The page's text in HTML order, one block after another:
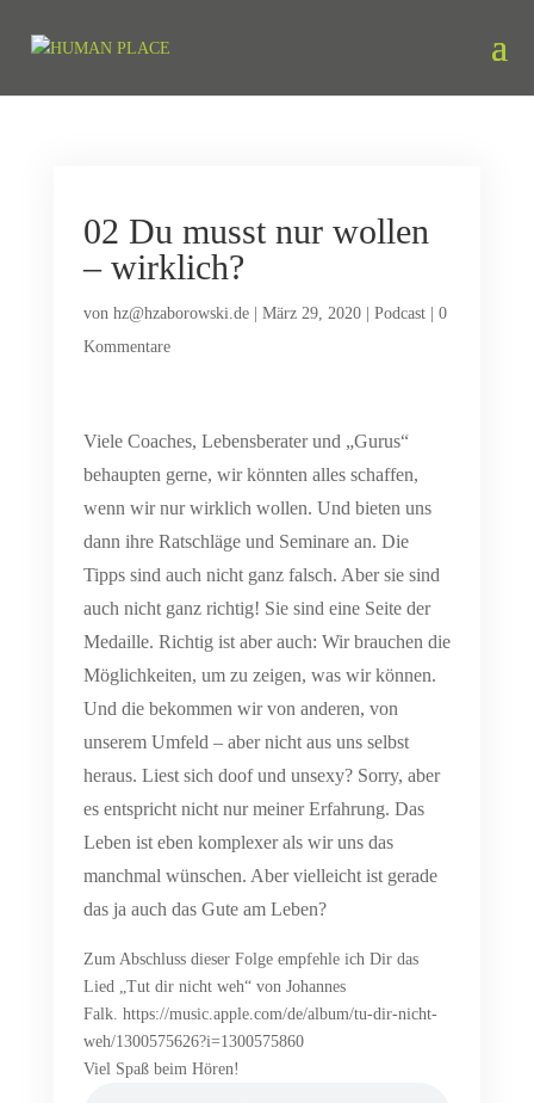
02 Du musst nur wollen
– wirklich?
von hz@hzaborowski.de| März 29, 2020| Podcast| 0
Kommentare
Viele Coaches, Lebensberater und „Gurus“
behaupten gerne, wir könnten alles schaffen,
wenn wir nur wirklich wollen. Und bieten uns
dann ihre Ratschläge und Seminare an. Die
Tipps sind auch nicht ganz falsch. Aber sie sind
auch nicht ganz richtig! Sie sind eine Seite der
Medaille. Richtig ist aber auch: Wir brauchen die
Möglichkeiten, um zu zeigen, was wir können.
Und die bekommen wir von anderen, von
unserem Umfeld – aber nicht aus uns selbst
heraus. Liest sich doof und unsexy? Sorry, aber
es entspricht nicht nur meiner Erfahrung. Das
Leben ist eben komplexer als wir uns das
manchmal wünschen. Aber vielleicht ist gerade
das ja auch das Gute am Leben?
Zum Abschluss dieser Folge empfehle ich Dir das
Lied „Tut dir nicht weh“ von Johannes
Falk. https://music.apple.com/de/album/tu-dir-nicht-
weh/1300575626?i=1300575860
Viel Spaß beim Hören!